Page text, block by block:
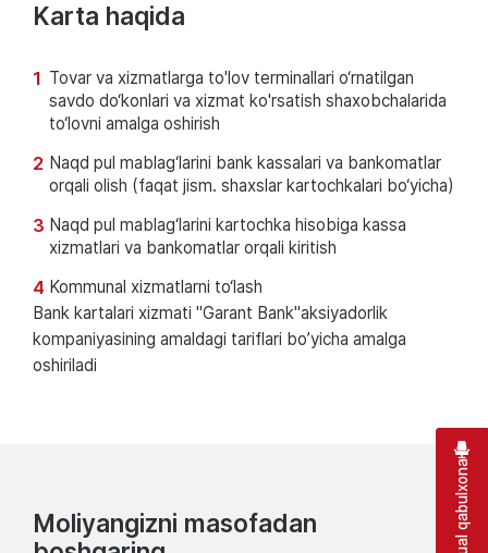
Karta haqida
Tovar va xizmatlarga to'lov terminallari o‘rnatilgan
savdo do‘konlari va xizmat ko'rsatish shaxobchalarida
to‘lovni amalga oshirish
Naqd pul mablag‘larini bank kassalari va bankomatlar
orqali olish (faqat jism. shaxslar kartochkalari bo‘yicha)
Naqd pul mablag‘larini kartochka hisobiga kassa
xizmatlari va bankomatlar orqali kiritish
Kommunal xizmatlarni to‘lash
Bank kartalari xizmati "Garant Bank"aksiyadorlik
kompaniyasining amaldagi tariflari boʼyicha amalga
oshiriladi
Moliyangizni masofadan
Virtual qabulxona